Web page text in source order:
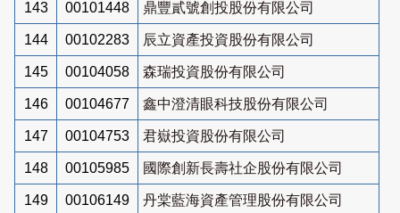
143 00101448 鼎豐貳號創投股份有限公司
144 00102283 辰立資產投資股份有限公司
145 00104058 森瑞投資股份有限公司
146 00104677 鑫中澄清眼科技股份有限公司
147 00104753 君嶽投資股份有限公司
148 00105985 國際創新長壽社企股份有限公司
149 00106149 丹棠藍海資產管理股份有限公司